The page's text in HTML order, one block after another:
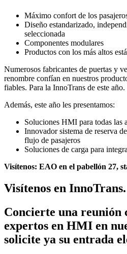
Máximo confort de los
Diseño estandarizado,
seleccionada
Componentes modulares
Productos con los más altos
Numerosos fabricantes de puertas y
renombre confían en nuestros
fiables. Para la InnoTrans de este año.
Además, este año les presentamos:
Soluciones HMI para todas las
Innovador sistema de reserva
flujo de pasajeros
Soluciones de carga para
Visítenos: EAO en el pabellón 27,
Visítenos en InnoTrans.
Concierte una reunión
expertos en HMI en
solicite ya su entrada